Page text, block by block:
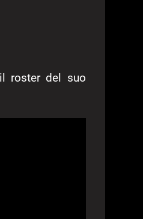
roster del suo